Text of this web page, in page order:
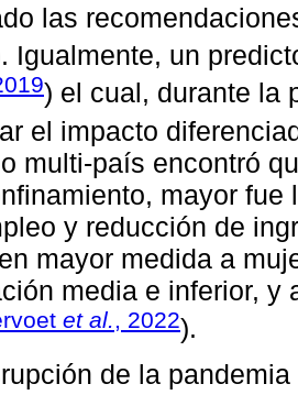
las
Igualmente, un
) el cual, durante la
el impacto
multi-país encontró
mayor fue
y reducción de
mayor medida a
media e inferior, y
et al., 2022).
de la